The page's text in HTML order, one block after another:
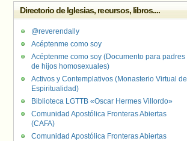
Directorio de Iglesias, recursos, libros....
@reverendally
Acéptenme como soy
Acéptenme como soy (Documento para padres
de hijos homosexuales)
Activos y Contemplativos (Monasterio Virtual de
Espiritualidad)
Biblioteca LGTTB «Oscar Hermes Villordo»
Comunidad Apostólica Fronteras Abiertas
(CAFA)
Comunidad Apostólica Fronteras Abiertas